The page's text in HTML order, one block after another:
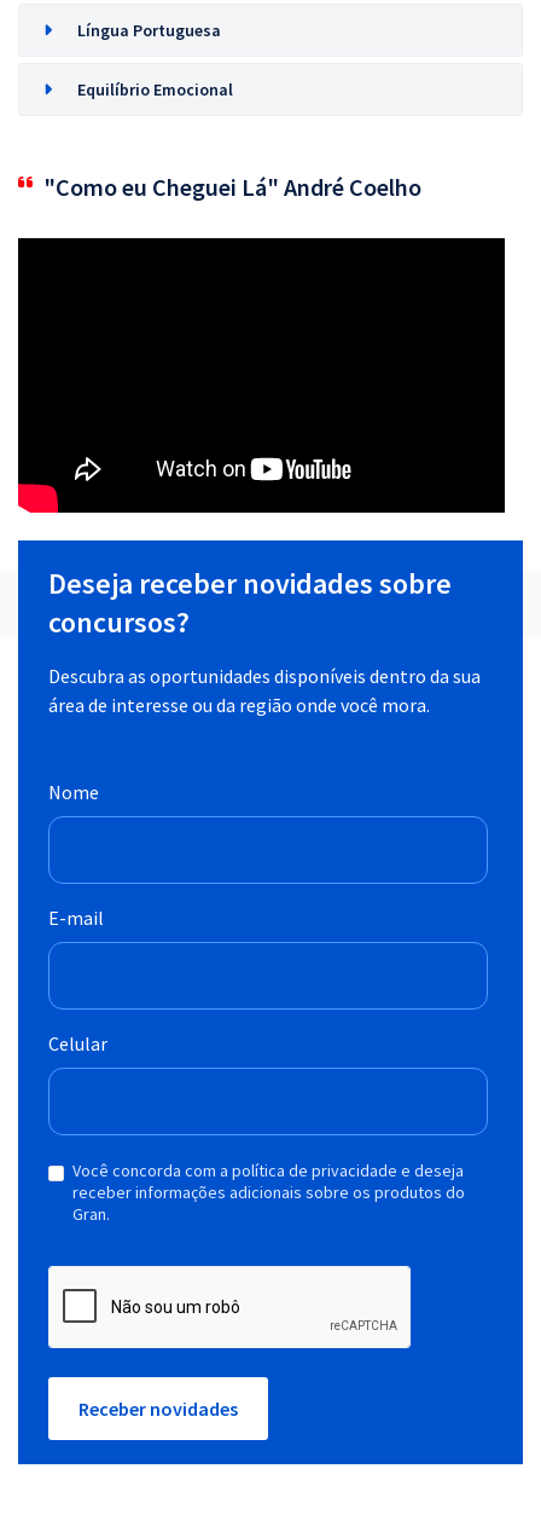
Língua Portuguesa
Equilíbrio Emocional
"Como eu Cheguei Lá" André Coelho
Deseja receber novidades sobre
concursos?
Descubra as oportunidades disponíveis dentro da sua
área de interesse ou da região onde você mora.
Nome
E-mail
Celular
Você concorda com a política de privacidade e deseja
receber informações adicionais sobre os produtos do
Gran.
Receber novidades